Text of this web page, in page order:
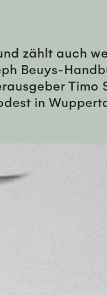
zählt auch
Beuys-
Timo
in